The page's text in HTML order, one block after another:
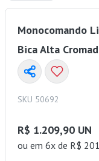
Monocomando
Bica Alta
SKU 50692
R$ 1.209,90 UN
ou em 6x de R$